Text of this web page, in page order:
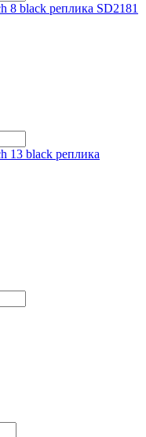
8 black реплика SD2181
13 black реплика